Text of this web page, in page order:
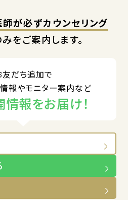
師が必ずカウンセリング
をご案内します。
だち追加で
報やモニター案内など
報をお届け！